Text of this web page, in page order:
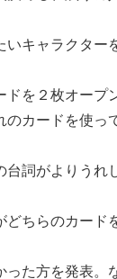
いキャラクター
ドを２枚オープ
のカードを使っ
台詞がよりうれ
どちらのカード
った方を発表。